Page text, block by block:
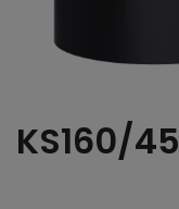
KS160/45